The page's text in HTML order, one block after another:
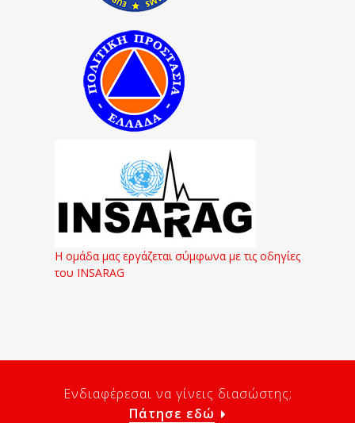
Η ομάδα μας εργάζεται σύμφωνα με τις οδηγίες
του INSARAG
Ενδιαφέρεσαι να γίνεις διασώστης;
Πάτησε εδώ